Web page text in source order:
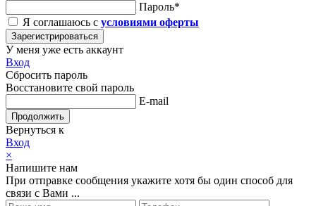
Пароль*
Я соглашаюсь с условиями оферты
Зарегистрироваться
У меня уже есть аккаунт
Вход
Сбросить пароль
Восстановите свой пароль
E-mail
Продолжить
Вернуться к
Вход
×
Напишите нам
При отправке сообщения укажите хотя бы один способ для
связи с Вами ...